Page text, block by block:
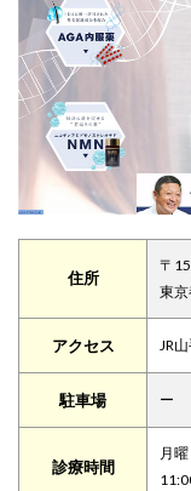
住所
〒
東
アクセス JR
駐車場 ー
診療時間
月